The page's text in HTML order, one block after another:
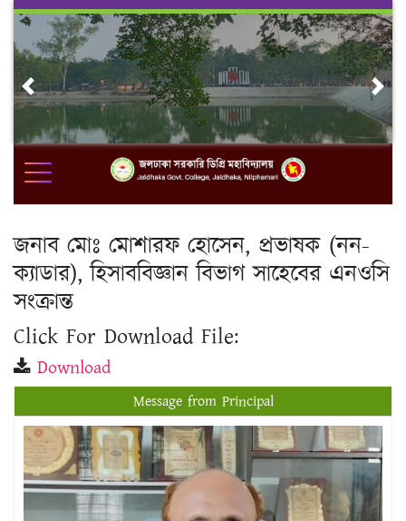
Skip
content
Previous
জনাব মোঃ মোশারফ হোসেন, প্রভাষক (নন-
ক্যাডার), হিসাববিজ্ঞান বিভাগ সাহেবের এনওসি
সংক্রান্ত
Click For Download File:
Download
Message from Principal